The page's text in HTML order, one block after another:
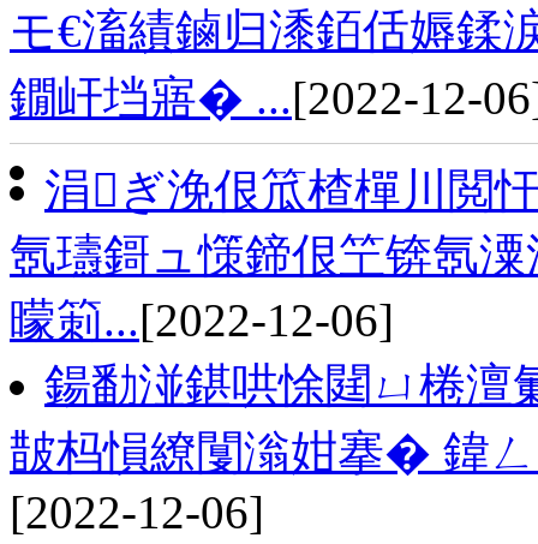
モ€滀績鏀归潻銆佸媷鍒
鐗屽垱寤� ...[2022-12-
涓ぎ浼佷笟楂樿川閲
氬瓙鎶ュ憡鍗佷笁锛氬
曚箣...[2022-12-06]
鍚勫湴鍖哄悇閮ㄩ棬澶
皵杩愪繚闅滃姏搴� 鍏
[2022-12-06]